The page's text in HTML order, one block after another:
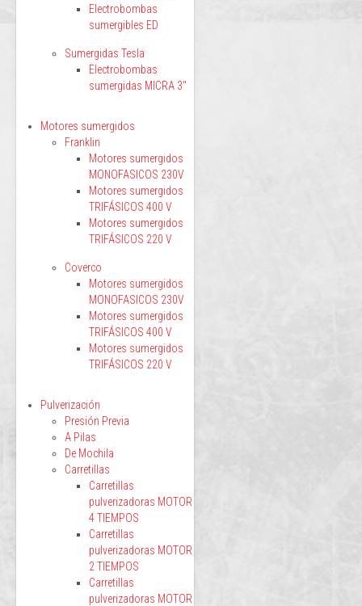
Electrobombas
sumergibles ED
Sumergidas Tesla
Electrobombas
sumergidas MICRA 3"
Motores sumergidos
Franklin
Motores sumergidos
MONOFASICOS 230V
Motores sumergidos
TRIFÁSICOS 400 V
Motores sumergidos
TRIFÁSICOS 220 V
Coverco
Motores sumergidos
MONOFASICOS 230V
Motores sumergidos
TRIFÁSICOS 400 V
Motores sumergidos
TRIFÁSICOS 220 V
Pulverización
Presión Previa
A Pilas
De Mochila
Carretillas
Carretillas
pulverizadoras MOTOR
4 TIEMPOS
Carretillas
pulverizadoras MOTOR
2 TIEMPOS
Carretillas
pulverizadoras MOTOR